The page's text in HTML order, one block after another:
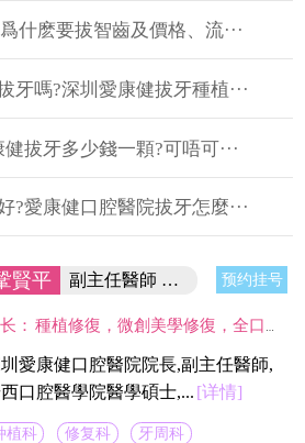
什麽要拔智齒及價格、流···
牙嗎?深圳愛康健拔牙種植···
拔牙多少錢一顆?可唔可···
?愛康健口腔醫院拔牙怎麼···
賢平 副主任醫師 醫院院長/碩士 预约挂号
： 種植修復，微創美學修復，全口咬合重建等；熟練應用口腔顯微鏡並在顯微放大設備下進行種植手術、牙周美學手術及各類修復操作。熟練處理牙周病及牙體缺失、四環素、氟斑牙的全口美學修復工作，對於顯微治療有深入研究，具有豐富的口腔全科診療經驗。
愛康健口腔醫院院長,副主任醫師,
口腔醫學院醫學碩士,... [详情]
植科 修复科 牙周科